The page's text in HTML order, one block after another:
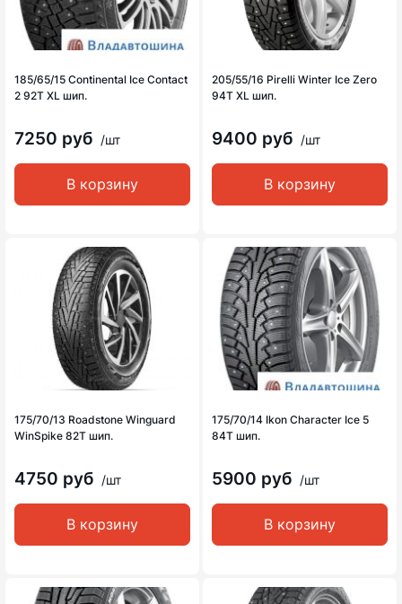
185/65/15 Continental Ice Contact
2 92T XL шип.
7250 руб /шт
В корзину
205/55/16 Pirelli Winter Ice Zero
94T XL шип.
9400 руб /шт
В корзину
175/70/13 Roadstone Winguard
WinSpike 82T шип.
4750 руб /шт
В корзину
175/70/14 Ikon Character Ice 5
84T шип.
5900 руб /шт
В корзину